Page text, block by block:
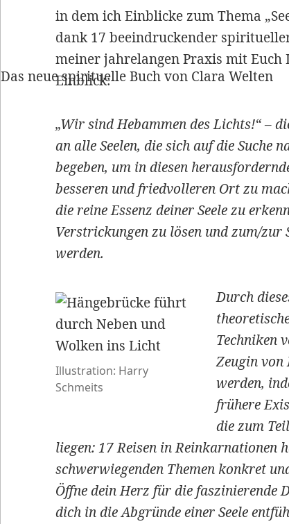
Das neue spirituelle Buch von Clara Welten
in dem ich Einblicke zum Thema
dank 17 beeindruckender
meiner jahrelangen Praxis mit
Einblick:
„Wir sind Hebammen des Lichts!“ –
an alle Seelen, die sich auf die Suche
begeben, um in diesen
besseren und friedvolleren Ort zu
die reine Essenz deiner Seele zu
Verstrickungen zu lösen und zum/
werden.
Illustration: Harry
Schmeits
Durch
Techniken
Zeugin von
werden,
frühere
die zum
liegen: 17 Reisen in Reinkarnationen
schwerwiegenden Themen konkret
Öffne dein Herz für die faszinierende
dich in die Abgründe einer Seele